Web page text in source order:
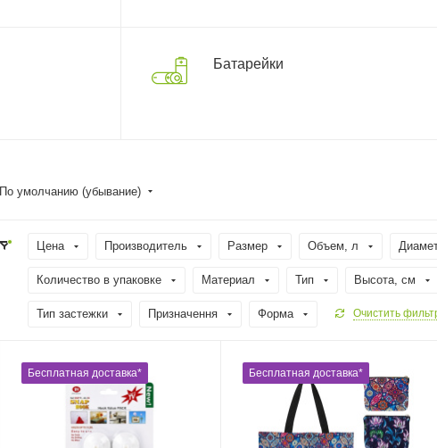
Батарейки
По умолчанию (убывание)
Цена Производитель Размер Объем, л
Количество в упаковке Материал Тип Высота, см
Тип застежки Призначення Форма Очистить
Бесплатная доставка* Бесплатная доставка*